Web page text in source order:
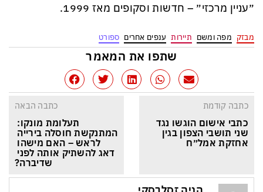
״עניין מרכזי״ – חדשות וסקופים מאז 1999.
מבזק מפה ומשם תיירות ענפים אחרים ספורט
שתפו את המאמר
כתבה קודמת
כתבי אישום הוגשו נגד
שני תושבי הצפון בגין
אחזקת אמל״ח
כתבה הבאה
תעלומת מונקו:
המתנקשת חוסלה בירייה
לראש – האם מישהו
דאג להשתיק אותה לפני
שדיברה?